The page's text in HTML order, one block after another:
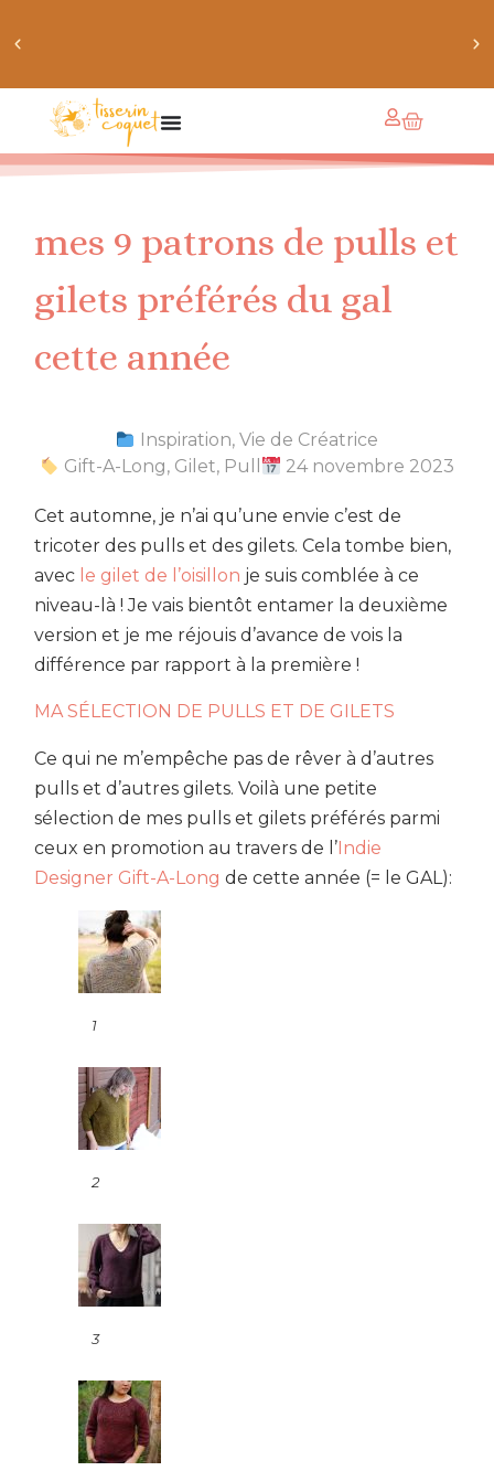
obtiens 20% de réduction sur ton prochain achat de
mes 9 patrons de pulls et
gilets préférés du gal
cette année
Inspiration,Vie de Créatrice
Gift-A-Long, Gilet, Pull 24 novembre 2023
Cet automne, je n’ai qu’une envie c’est de
tricoter des pulls et des gilets. Cela tombe bien,
avec le gilet de l’oisillon je suis comblée à ce
niveau-là ! Je vais bientôt entamer la deuxième
version et je me réjouis d’avance de vois la
différence par rapport à la première !
MA SÉLECTION DE PULLS ET DE GILETS
Ce qui ne m’empêche pas de rêver à d’autres
pulls et d’autres gilets. Voilà une petite
sélection de mes pulls et gilets préférés parmi
ceux en promotion au travers de l’Indie
Designer Gift-A-Long de cette année (= le GAL):
1
2
3